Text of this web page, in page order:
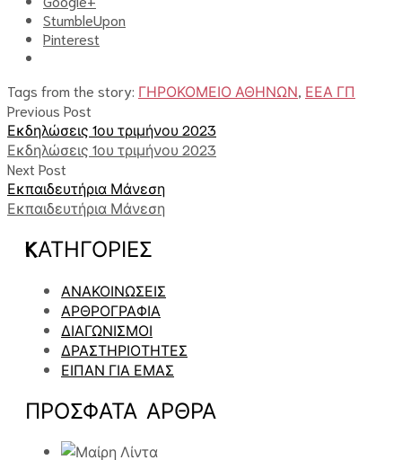
StumbleUpon
Pinterest
Tags from the story: ΓΗΡΟΚΟΜΕΙΟ ΑΘΗΝΩΝ ΕΕΑ ΓΠ
Previous Post
Εκδηλώσεις 1ου τριμήνου 2023
Εκδηλώσεις 1ου τριμήνου 2023
Next Post
Εκπαιδευτήρια Μάνεση
Εκπαιδευτήρια Μάνεση
KΑΤΗΓΟΡΊΕΣ
ΑΝΑΚΟΙΝΩΣΕΙΣ
ΑΡΘΡΟΓΡΑΦΙΑ
ΔΙΑΓΩΝΙΣΜΟΙ
ΔΡΑΣΤΗΡΙΟΤΗΤΕΣ
ΕΙΠΑΝ ΓΙΑ ΕΜΑΣ
ΠΡΌΣΦΑΤΑ ΑΡΘΡΑ